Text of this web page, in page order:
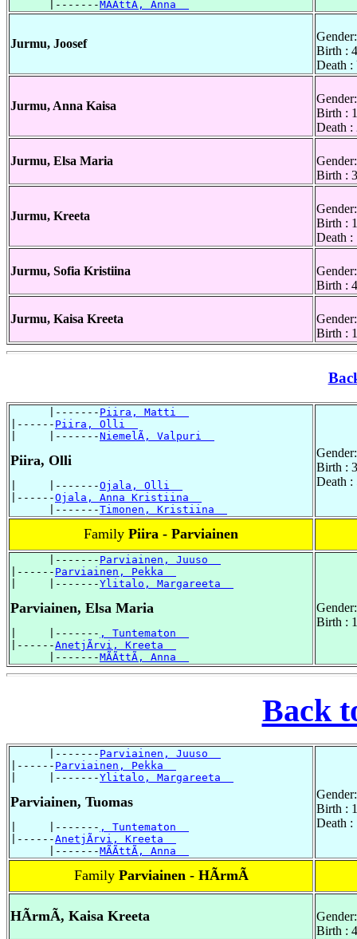
      |-------
MÃÃttÃ, Anna
Jurmu, Joosef
Birth :
Death
Jurmu, Anna Kaisa
Birth :
Death :
Jurmu, Elsa Maria
Birth :
Jurmu, Kreeta
Birth :
Death
Jurmu, Sofia Kristiina
Birth :
Jurmu, Kaisa Kreeta
Birth :
      |-------
Piira, Matti
|------ Piira, Olli
|     |-------NiemelÃ, Valpuri
Piira, Olli
|     |-------Ojala, Olli
|------Ojala, Anna Kristiina
      |-------
Timonen, Kristiina
Birth :
Death :
Family Piira - Parviainen
      |-------
Parviainen, Juuso
|------ Parviainen, Pekka
|     |-------Ylitalo, Margareeta
Parviainen, Elsa Maria
|     |------- , Tuntematon
|------AnetjÃrvi, Kreeta
      |-------
MÃÃttÃ, Anna
Birth :
Back
      |-------
Parviainen, Juuso
|------ Parviainen, Pekka
|     |-------Ylitalo, Margareeta
Parviainen, Tuomas
|     |------- , Tuntematon
|------AnetjÃrvi, Kreeta
      |-------
MÃÃttÃ, Anna
Birth :
Death
Family Parviainen - HÃrmÃ
HÃrmÃ, Kaisa Kreeta
Birth :